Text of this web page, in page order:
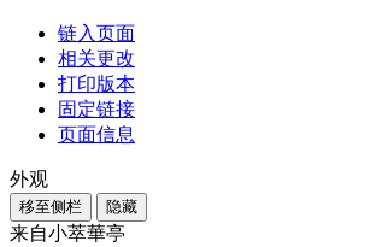
链入页面
相关更改
打印版本
固定链接
页面信息
外观
移至侧栏 隐藏
来自小萃華亭